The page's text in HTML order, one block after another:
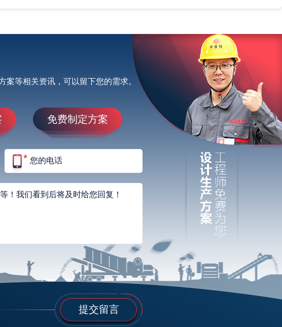
案等相关资讯，可以留下您的需求。
免费制定方案
提交留言